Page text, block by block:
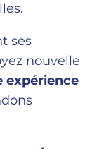
ses
nouvelle
expérience